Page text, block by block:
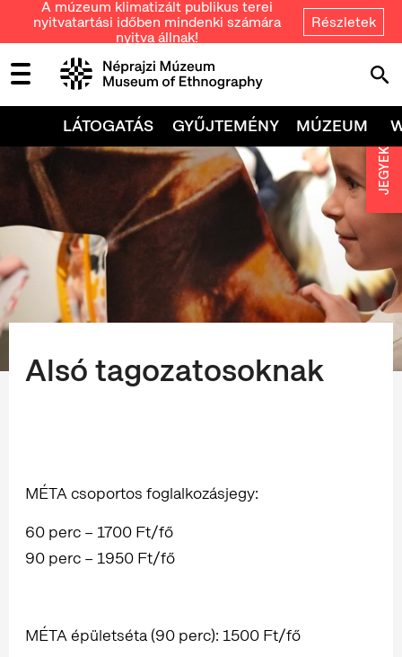
A múzeum klimatizált publikus terei
nyitvatartási időben mindenki számára
nyitva állnak!
Részletek
LÁTOGATÁS GYŰJTEMÉNY MÚZEUM
Alsó tagozatosoknak
MÉTA csoportos foglalkozásjegy:
60 perc – 1700 Ft/fő
90 perc – 1950 Ft/fő
MÉTA épületséta (90 perc): 1500 Ft/fő
JEGYEK